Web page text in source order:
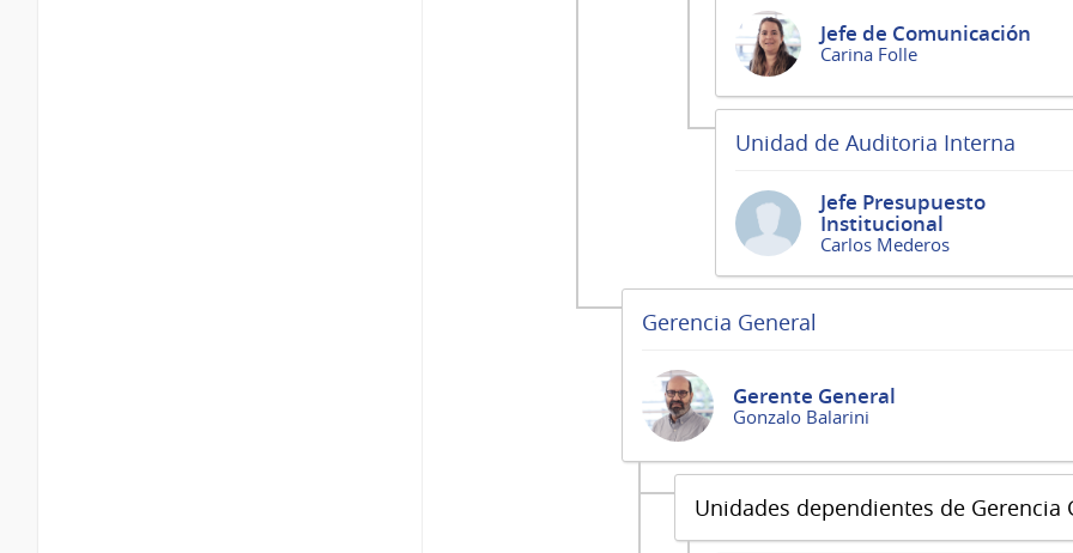
Jefe de Comunicación
Carina Folle
Unidad de Auditoria Interna
Jefe Presupuesto
Institucional
Carlos Mederos
Gerencia General
Gerente General
Gonzalo Balarini
Unidades dependientes de Gerencia